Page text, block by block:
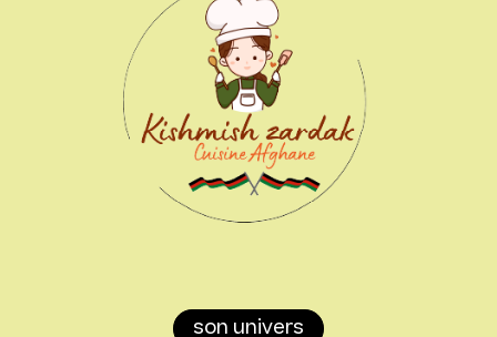
son univers